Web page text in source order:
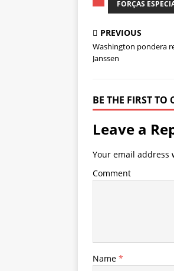
FORÇAS
PREVIOUS
Washington pondera
Janssen
BE THE FIRST TO
Leave a
Your email
Comment
Name *